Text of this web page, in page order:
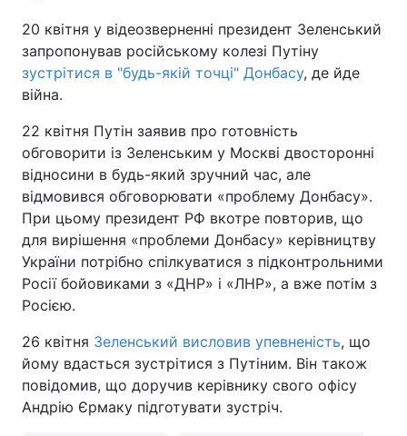
20 квітня у відеозверненні президент Зеленський
запропонував російському колезі Путіну
зустрітися в "будь-якій точці" Донбасу, де йде
війна.
22 квітня Путін заявив про готовність
обговорити із Зеленським у Москві двосторонні
відносини в будь-який зручний час, але
відмовився обговорювати «проблему Донбасу».
При цьому президент РФ вкотре повторив, що
для вирішення «проблеми Донбасу» керівництву
України потрібно спілкуватися з підконтрольними
Росії бойовиками з «ДНР» і «ЛНР», а вже потім з
Росією.
26 квітня Зеленський висловив упевненість, що
йому вдасться зустрітися з Путіним. Він також
повідомив, що доручив керівнику свого офісу
Андрію Єрмаку підготувати зустріч.